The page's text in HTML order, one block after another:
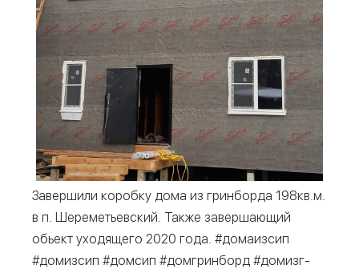
Завер­ши­ли короб­ку дома из грин­бор­да 198кв.м.
в п. Шере­ме­тьев­ский. Так­же завер­ша­ю­щий
обьект ухо­дя­ще­го 2020 года. #дома­из­сип
#домиз­сип #дом­сип #дом­грин­борд #домиз­г­